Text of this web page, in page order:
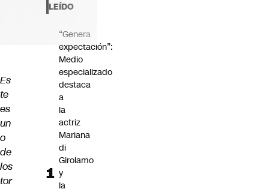
Es
te
es
un
o
de
los
tor
LEÍDO
“Genera
expectación”:
Medio
especializado
destaca
a
la
actriz
Mariana
di
Girolamo
y
la